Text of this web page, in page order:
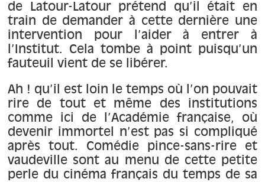
À propos
Contact
de Latour-Latour prétend qu’il était en
train de demander à cette dernière une
intervention pour l’aider à entrer à
l’Institut. Cela tombe à point puisqu’un
fauteuil vient de se libérer.
Ah ! qu’il est loin le temps où l’on pouvait
rire de tout et même des institutions
comme ici de l’Académie française, où
devenir immortel n’est pas si compliqué
après tout. Comédie pince-sans-rire et
vaudeville sont au menu de cette petite
perle du cinéma français du temps de sa